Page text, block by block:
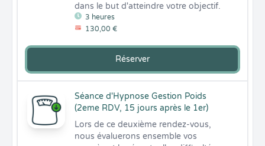
3 heures
130,00 €
dans le but d'atteindre votre objectif.
Réserver
Séance d'Hypnose Gestion Poids
(2eme RDV, 15 jours après le 1er)
Lors de ce deuxième rendez-vous,
nous évaluerons ensemble vos